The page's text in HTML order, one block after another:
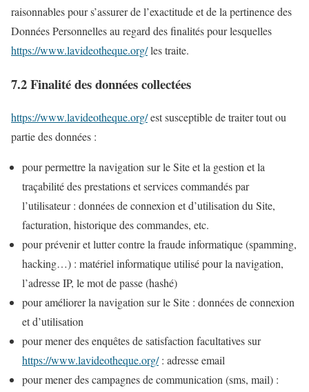
raisonnables pour s’assurer de l’exactitude et de la pertinence des
Données Personnelles au regard des finalités pour lesquelles
https://www.lavideotheque.org/les traite.
7.2 Finalité des données collectées
https://www.lavideotheque.org/est susceptible de traiter tout ou
partie des données :
pour permettre la navigation sur le Site et la gestion et la
traçabilité des prestations et services commandés par
l’utilisateur : données de connexion et d’utilisation du Site,
facturation, historique des commandes, etc.
pour prévenir et lutter contre la fraude informatique (spamming,
hacking…) : matériel informatique utilisé pour la navigation,
l’adresse IP, le mot de passe (hashé)
pour améliorer la navigation sur le Site : données de connexion
et d’utilisation
pour mener des enquêtes de satisfaction facultatives sur
https://www.lavideotheque.org/: adresse email
pour mener des campagnes de communication (sms, mail) :